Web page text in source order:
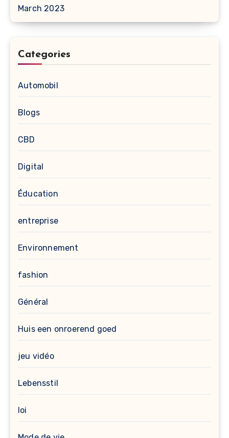
March 2023
Categories
Automobil
Blogs
CBD
Digital
Éducation
entreprise
Environnement
fashion
Général
Huis een onroerend goed
jeu vidéo
Lebensstil
loi